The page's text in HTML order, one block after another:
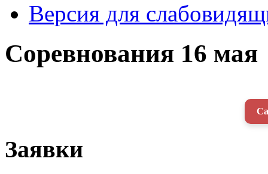
Версия для
Соревнования 16 мая
Заявки